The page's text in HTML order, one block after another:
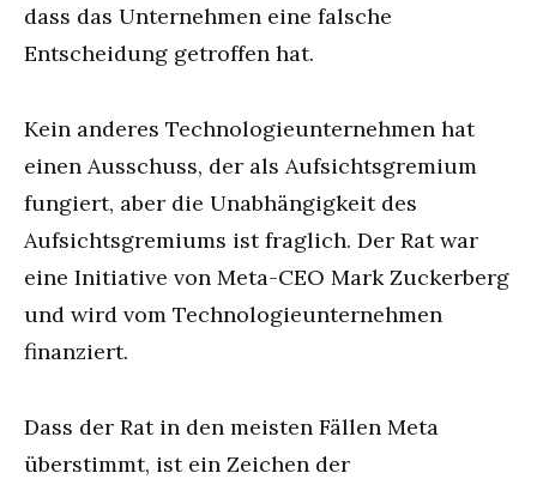
dass das Unternehmen eine falsche
Entscheidung getroffen hat.
Kein anderes Technologieunternehmen hat
einen Ausschuss, der als Aufsichtsgremium
fungiert, aber die Unabhängigkeit des
Aufsichtsgremiums ist fraglich. Der Rat war
eine Initiative von Meta-CEO Mark Zuckerberg
und wird vom Technologieunternehmen
finanziert.
Dass der Rat in den meisten Fällen Meta
überstimmt, ist ein Zeichen der